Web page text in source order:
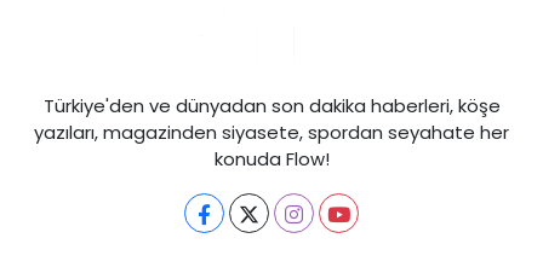
Türkiye'den ve dünyadan son dakika haberleri, köşe
yazıları, magazinden siyasete, spordan seyahate her
konuda Flow!